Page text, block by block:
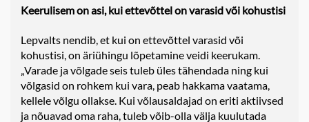
Keerulisem on asi, kui ettevõttel on varasid või kohustisi
Lepvalts nendib, et kui on ettevõttel varasid või
kohustisi, on äriühingu lõpetamine veidi keerukam.
„Varade ja võlgade seis tuleb üles tähendada ning kui
võlgasid on rohkem kui vara, peab hakkama vaatama,
kellele võlgu ollakse. Kui võlausaldajad on eriti aktiivsed
ja nõuavad oma raha, tuleb võib-olla välja kuulutada